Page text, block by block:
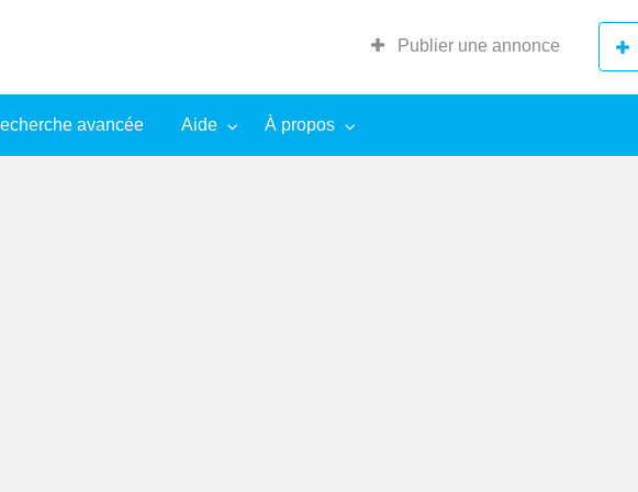
Publier une annonce
avancée Aide À propos